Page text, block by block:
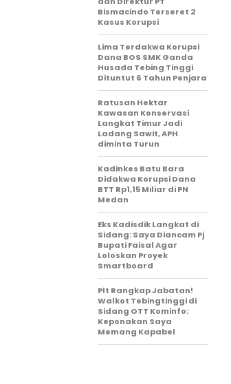
Bismacindo Terseret 2
Kasus Korupsi
Lima Terdakwa Korupsi
Dana BOS SMK Ganda
Husada Tebing Tinggi
Dituntut 6 Tahun Penjara
Ratusan Hektar
Kawasan Konservasi
Langkat Timur Jadi
Ladang Sawit, APH
diminta Turun
Kadinkes Batu Bara
Didakwa Korupsi Dana
BTT Rp1,15 Miliar di PN
Medan
Eks Kadisdik Langkat di
Sidang: Saya Diancam Pj
Bupati Faisal Agar
Loloskan Proyek
Smartboard
Plt Rangkap Jabatan!
Walkot Tebingtinggi di
Sidang OTT Kominfo:
Keponakan Saya
Memang Kapabel